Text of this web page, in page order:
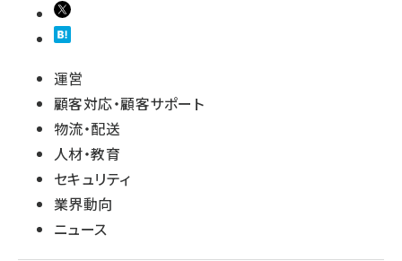
運営
顧客対応・顧客サポート
物流・配送
人材・教育
セキュリティ
業界動向
ニュース